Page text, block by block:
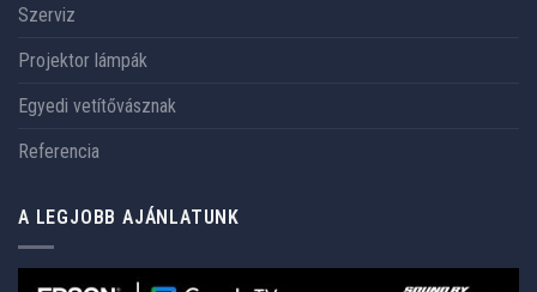
Szerviz
Projektor lámpák
Egyedi vetítővásznak
Referencia
A LEGJOBB AJÁNLATUNK